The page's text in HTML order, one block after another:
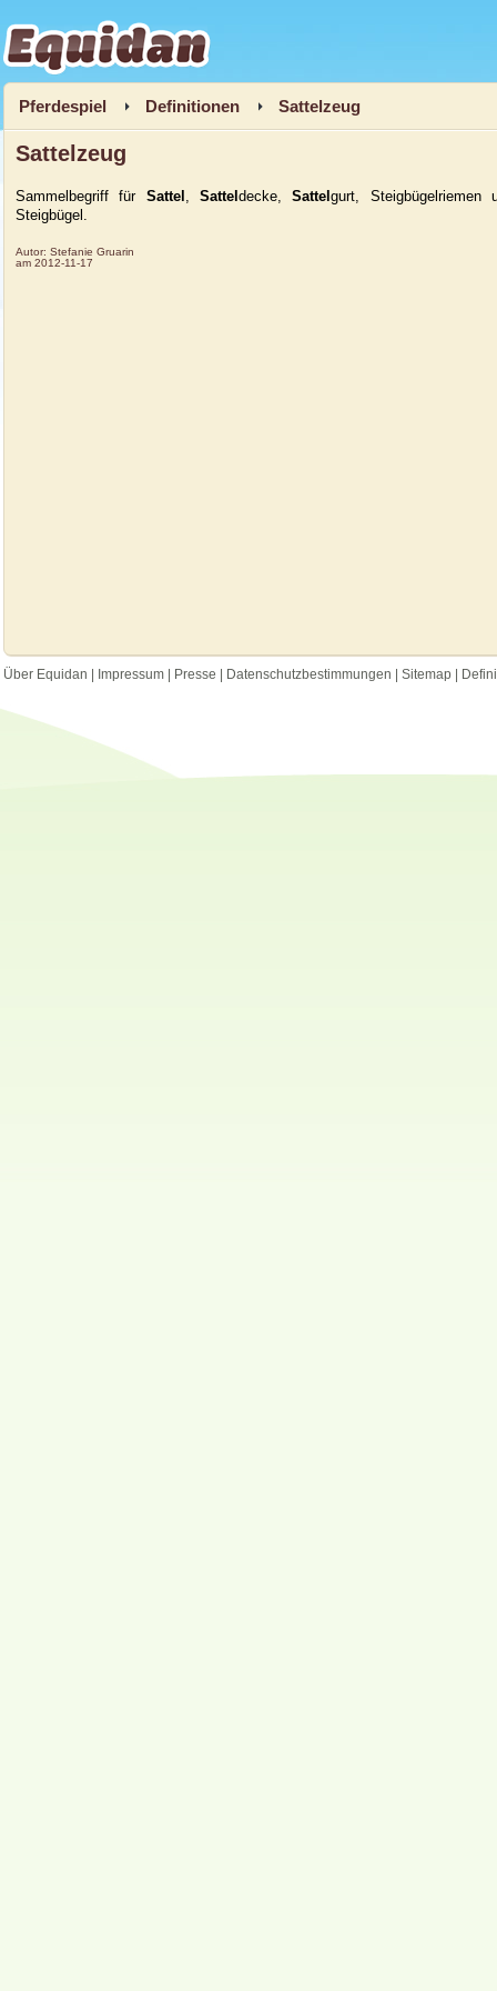
Equidan
Pferdespiel Definitionen Sattelzeug
Sattelzeug
Sammelbegriff für Sattel ,Satteldecke,Sattelgurt, Steigbügelriemen
Steigbügel.
Autor: Stefanie Gruarin
am 2012-11-17
Über Equidan Impressum Presse Datenschutzbestimmungen Sitemap